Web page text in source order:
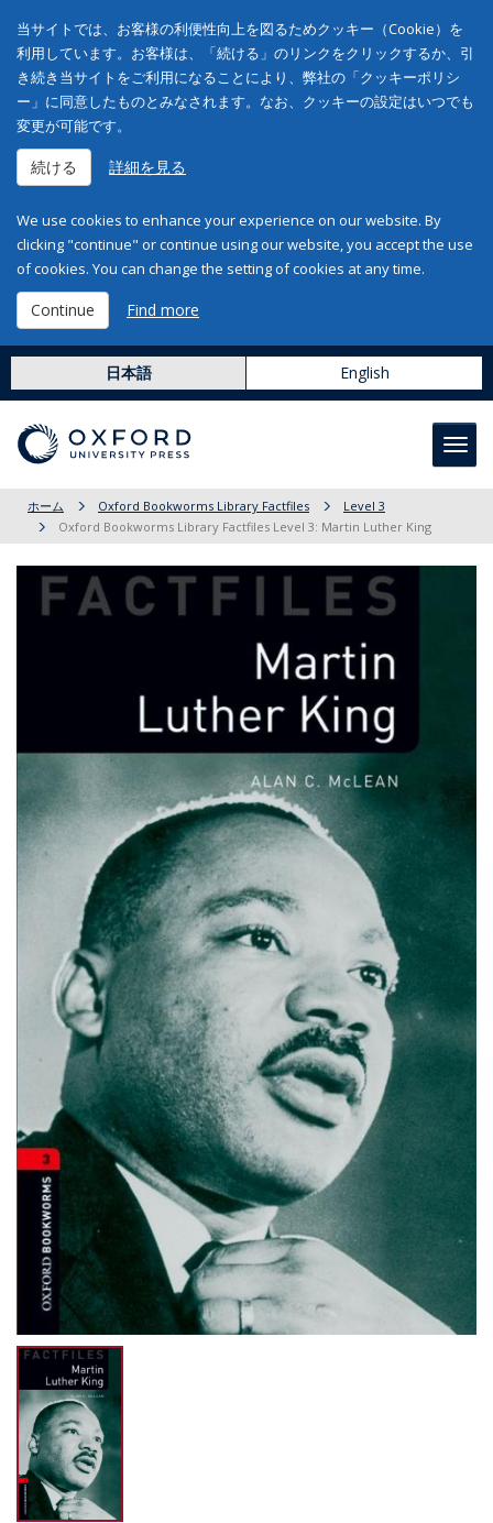
当サイトでは、お客様の利便性向上を図るためクッキー（Cookie）を
利用しています。お客様は、「続ける」のリンクをクリックするか、引
き続き当サイトをご利用になることにより、弊社の「クッキーポリシ
ー」に同意したものとみなされます。なお、クッキーの設定はいつでも
変更が可能です。
続ける 詳細を見る
We use cookies to enhance your experience on our website. By
clicking "continue" or continue using our website, you accept the use
of cookies. You can change the setting of cookies at any time.
Continue Find more
日本語 English
ホーム Oxford Bookworms Library Factfiles
Level 3
Oxford Bookworms Library Factfiles Level 3: Martin Luther King